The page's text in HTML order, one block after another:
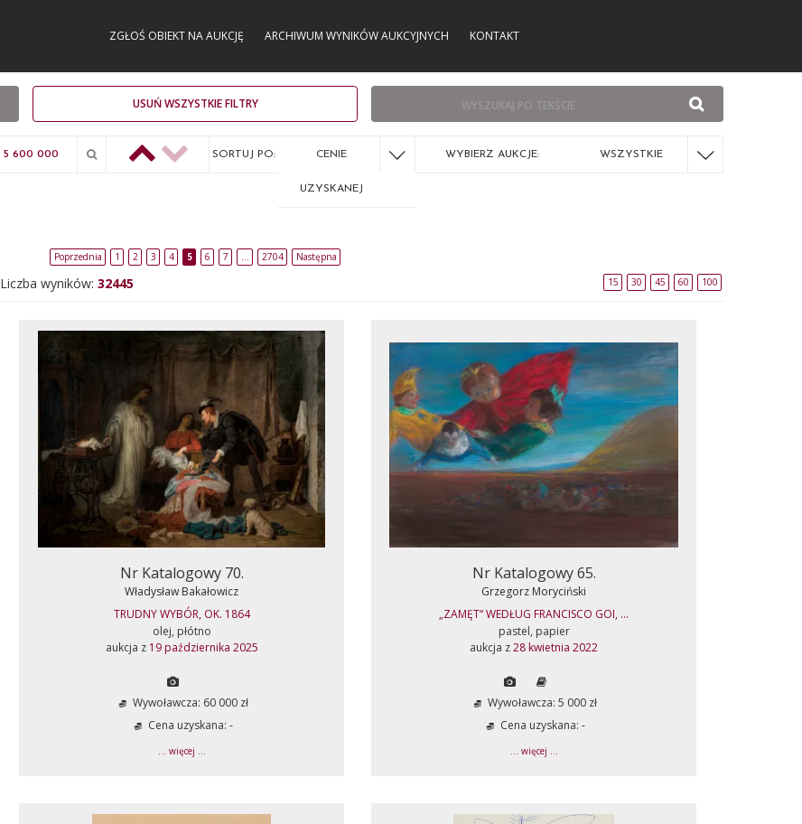
ZGŁOŚ OBIEKT NA AUKCJĘ ARCHIWUM WYNIKÓW AUKCYJNYCH KONTAKT
USUŃ WSZYSTKIE FILTRY
SORTUJ PO: CENIE
UZYSKANEJ
WYBIERZ AUKCJE: WSZYSTKIE
Poprzednia 1 2 3 4 5 6 7 … 2704 Następna
Liczba wyników: 32445 15 30 45 60 100
Nr Katalogowy 70.
Władysław Bakałowicz
TRUDNY WYBÓR, OK. 1864
olej, płótno
aukcja z 19 października 2025
Wywoławcza: 60 000 zł
Cena uzyskana: -
... więcej ...
Nr Katalogowy 65.
Grzegorz Moryciński
„ZAMĘT“ WEDŁUG FRANCISCO GOI, ...
pastel, papier
aukcja z28 kwietnia 2022
Wywoławcza: 5 000 zł
Cena uzyskana: -
... więcej ...